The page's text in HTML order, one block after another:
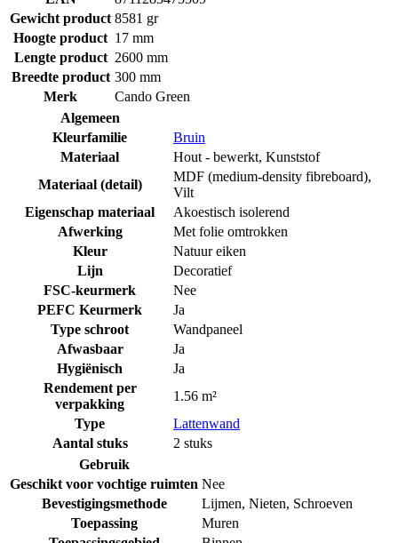
Gewicht product 8581 gr
Hoogte product 17 mm
Lengte product 2600 mm
Breedte product 300 mm
Merk
Cando Green
Algemeen
Kleurfamilie
Bruin
Materiaal
Hout - bewerkt, Kunststof
Materiaal (detail)
MDF (medium-density fibreboard),
Vilt
Eigenschap materiaal
Akoestisch isolerend
Afwerking
Met folie omtrokken
Kleur
Natuur eiken
Lijn
Decoratief
FSC-keurmerk
Nee
PEFC Keurmerk
Ja
Type schroot
Wandpaneel
Afwasbaar
Ja
Hygiënisch
Ja
Rendement per
verpakking
1.56 m²
Type
Lattenwand
Aantal stuks
2 stuks
Gebruik
Geschikt voor vochtige ruimten Nee
Bevestigingsmethode
Lijmen, Nieten, Schroeven
Toepassing
Muren